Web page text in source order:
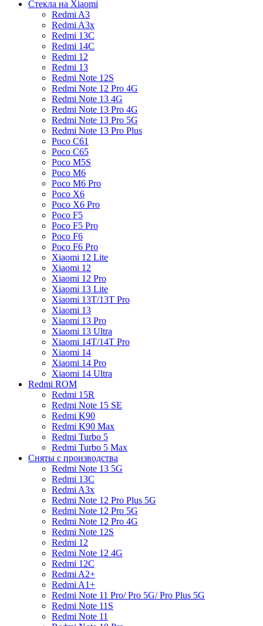
Стекла на Xiaomi
Redmi A3
Redmi A3x
Redmi 13C
Redmi 14C
Redmi 12
Redmi 13
Redmi Note 12S
Redmi Note 12 Pro 4G
Redmi Note 13 4G
Redmi Note 13 Pro 4G
Redmi Note 13 Pro 5G
Redmi Note 13 Pro Plus
Poco C61
Poco C65
Poco M5S
Poco M6
Poco M6 Pro
Poco X6
Poco X6 Pro
Poco F5
Poco F5 Pro
Poco F6
Poco F6 Pro
Xiaomi 12 Lite
Xiaomi 12
Xiaomi 12 Pro
Xiaomi 13 Lite
Xiaomi 13T/13T Pro
Xiaomi 13
Xiaomi 13 Pro
Xiaomi 13 Ultra
Xiaomi 14T/14T Pro
Xiaomi 14
Xiaomi 14 Pro
Xiaomi 14 Ultra
Redmi ROM
Redmi 15R
Redmi Note 15 SE
Redmi K90
Redmi K90 Max
Redmi Turbo 5
Redmi Turbo 5 Max
Сняты с производства
Redmi Note 13 5G
Redmi 13C
Redmi A3x
Redmi Note 12 Pro Plus 5G
Redmi Note 12 Pro 5G
Redmi Note 12 Pro 4G
Redmi Note 12S
Redmi 12
Redmi Note 12 4G
Redmi 12C
Redmi A2+
Redmi A1+
Redmi Note 11 Pro/ Pro 5G/ Pro Plus 5G
Redmi Note 11S
Redmi Note 11